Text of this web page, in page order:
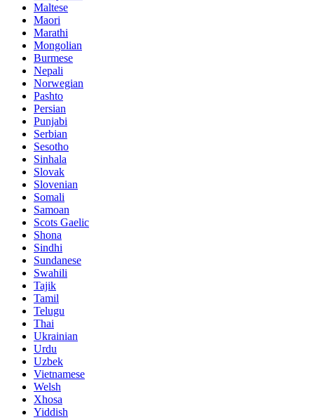
Maltese
Maori
Marathi
Mongolian
Burmese
Nepali
Norwegian
Pashto
Persian
Punjabi
Serbian
Sesotho
Sinhala
Slovak
Slovenian
Somali
Samoan
Scots Gaelic
Shona
Sindhi
Sundanese
Swahili
Tajik
Tamil
Telugu
Thai
Ukrainian
Urdu
Uzbek
Vietnamese
Welsh
Xhosa
Yiddish